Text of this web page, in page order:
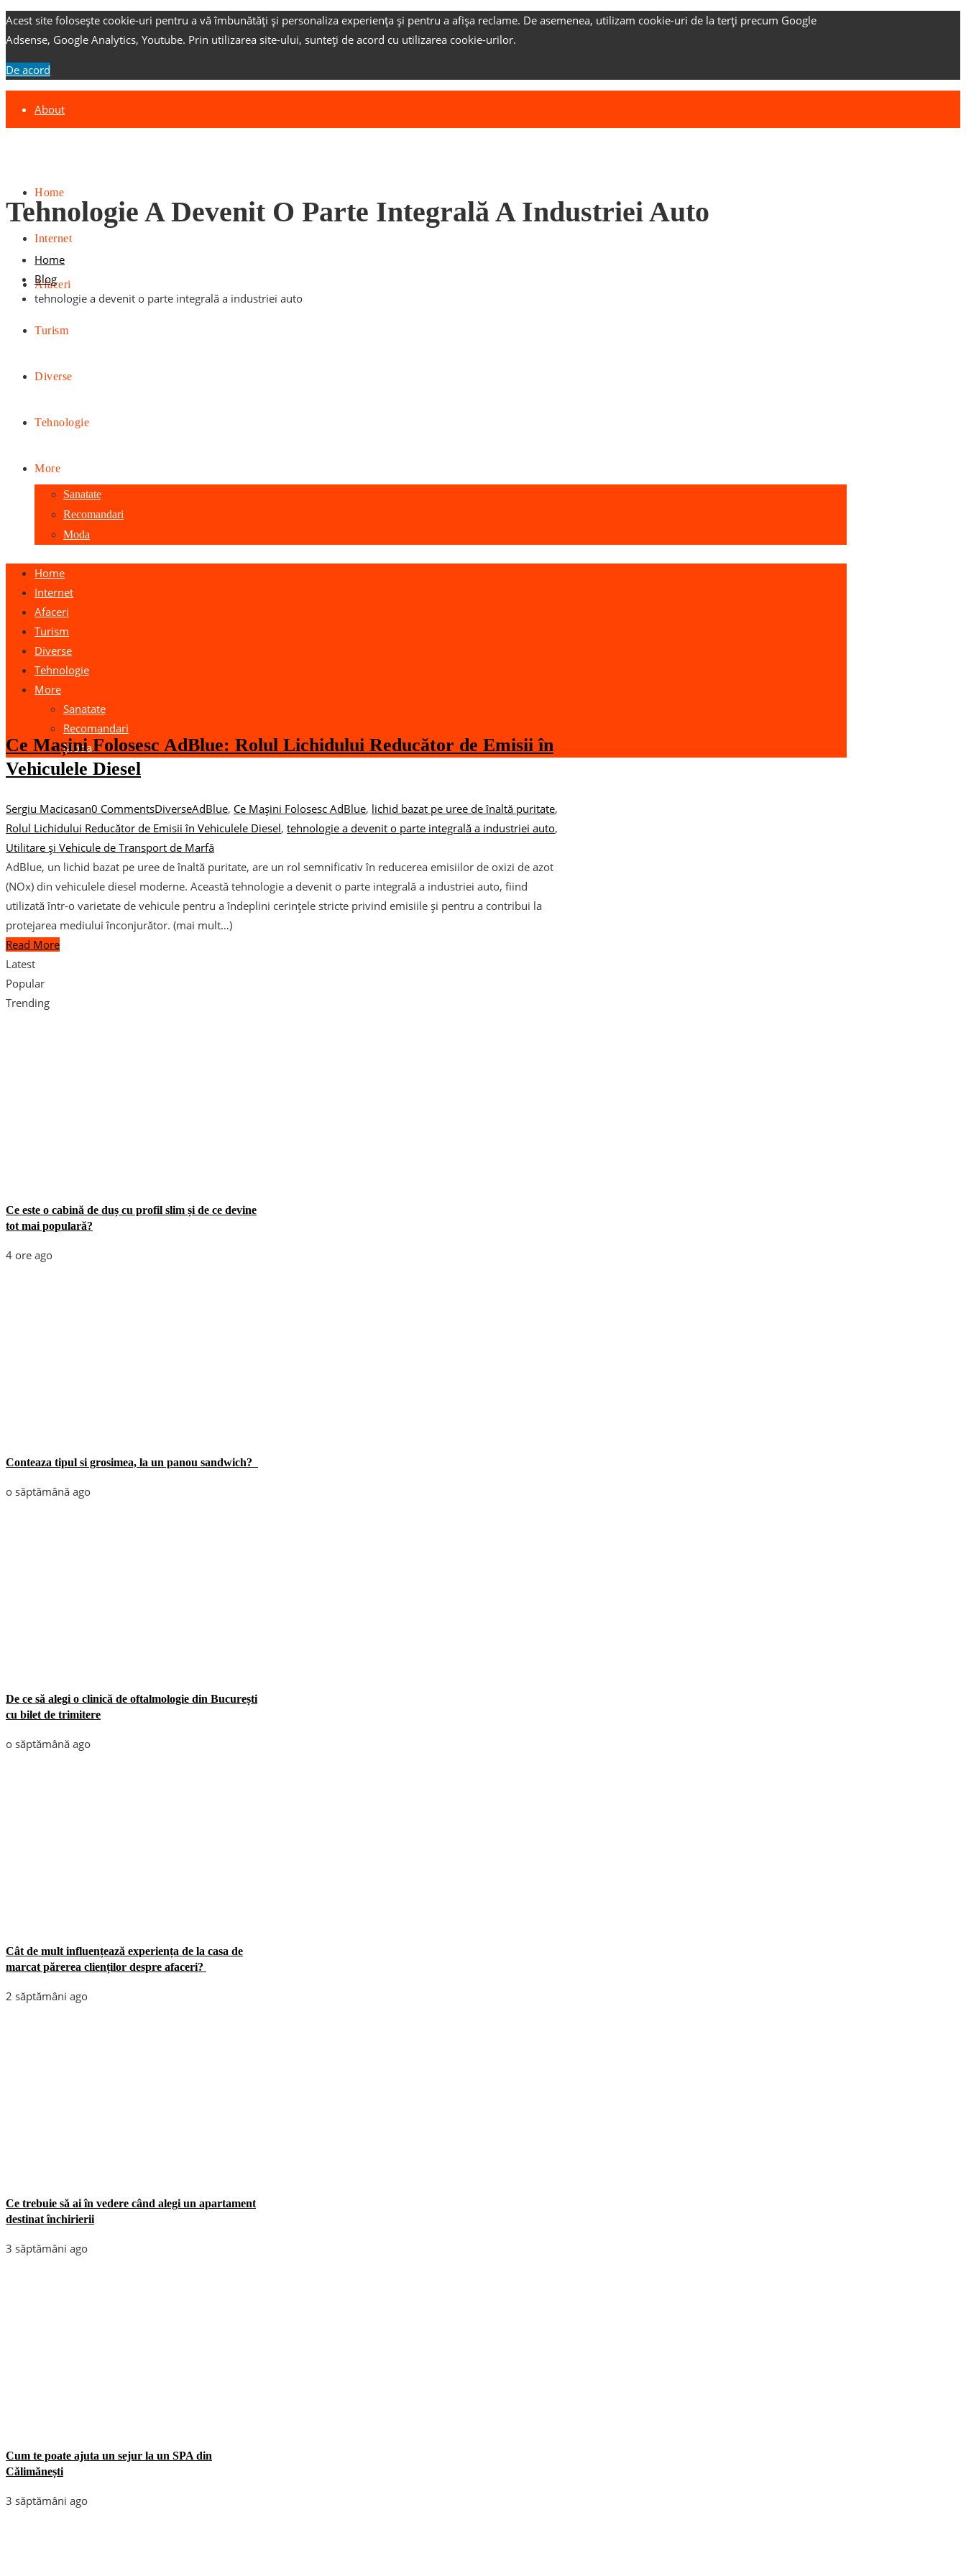
Acest site folosește cookie-uri pentru a vă îmbunătăți și personaliza experiența și pentru a afișa reclame. De asemenea, utilizam cookie-uri de la terți precum Google
Adsense, Google Analytics, Youtube. Prin utilizarea site-ului, sunteți de acord cu utilizarea cookie-urilor.
De acord
About
Home
Internet
Afaceri
Turism
Diverse
Tehnologie
More
Sanatate
Recomandari
Moda
Home
Internet
Afaceri
Turism
Diverse
Tehnologie
More
Sanatate
Recomandari
Moda
Tehnologie A Devenit O Parte Integrală A Industriei Auto
Home
Blog
tehnologie a devenit o parte integrală a industriei auto
Ce Mașini Folosesc AdBlue: Rolul Lichidului Reducător de Emisii în
Vehiculele Diesel
Sergiu Macicasan0 CommentsDiverseAdBlue, Ce Mașini Folosesc AdBlue, lichid bazat pe uree de înaltă puritate,
Rolul Lichidului Reducător de Emisii în Vehiculele Diesel, tehnologie a devenit o parte integrală a industriei auto,
Utilitare și Vehicule de Transport de Marfă
AdBlue, un lichid bazat pe uree de înaltă puritate, are un rol semnificativ în reducerea emisiilor de oxizi de azot
(NOx) din vehiculele diesel moderne. Această tehnologie a devenit o parte integrală a industriei auto, fiind
utilizată într-o varietate de vehicule pentru a îndeplini cerințele stricte privind emisiile și pentru a contribui la
protejarea mediului înconjurător. (mai mult…)
Read More
Latest
Popular
Trending
Ce este o cabină de duș cu profil slim și de ce devine
tot mai populară?
4 ore ago
Conteaza tipul si grosimea, la un panou sandwich?
o săptămână ago
De ce să alegi o clinică de oftalmologie din București
cu bilet de trimitere
o săptămână ago
Cât de mult influențează experiența de la casa de
marcat părerea clienților despre afaceri?
2 săptămâni ago
Ce trebuie să ai în vedere când alegi un apartament
destinat închirierii
3 săptămâni ago
Cum te poate ajuta un sejur la un SPA din
Călimănești
3 săptămâni ago